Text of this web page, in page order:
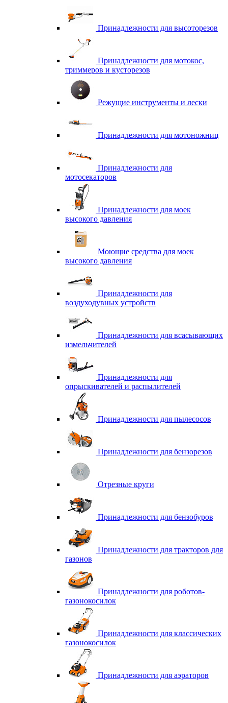
Принадлежности для высоторезов
Принадлежности для мотокос,
триммеров и кусторезов
Режущие инструменты и лески
Принадлежности для мотоножниц
Принадлежности для
мотосекаторов
Принадлежности для моек
высокого давления
Моющие средства для моек
высокого давления
Принадлежности для
воздуходувных устройств
Принадлежности для всасывающих
измельчителей
Принадлежности для
опрыскивателей и распылителей
Принадлежности для пылесосов
Принадлежности для бензорезов
Отрезные круги
Принадлежности для бензобуров
Принадлежности для тракторов для
газонов
Принадлежности для роботов-
газонокосилок
Принадлежности для классических
газонокосилок
Принадлежности для аэраторов